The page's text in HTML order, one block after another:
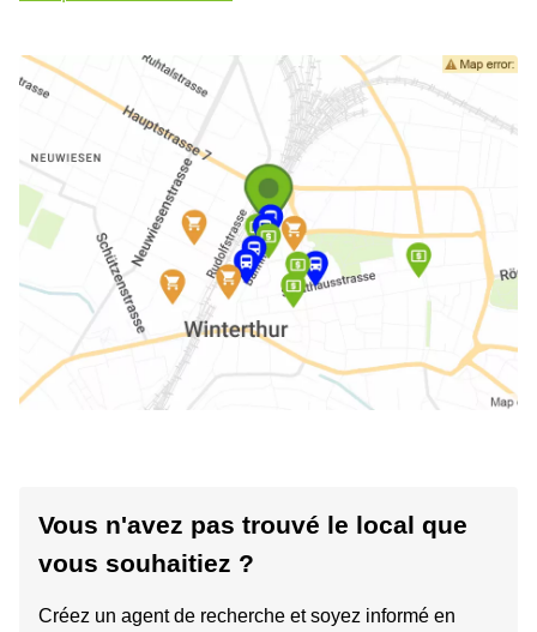
Vous n'avez pas trouvé le local que
vous souhaitiez ?
Créez un agent de recherche et soyez informé en